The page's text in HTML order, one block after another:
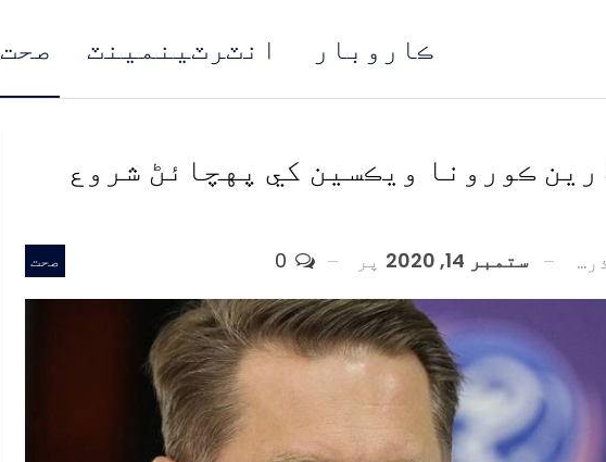
صحت انٽرٽينمينٽ ڪاروبار
ڪورونا ويڪسين کي پهچائڻ شروع
صحت ستمبر 14, 2020 پر